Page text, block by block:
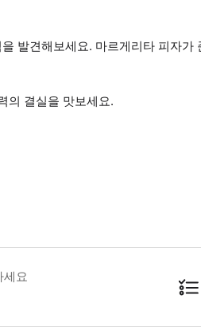
발견해보세요. 마르게리타 피자가
의 결실을 맛보세요.
도가 있는 사람들을 위한 대체품을 제공
세요